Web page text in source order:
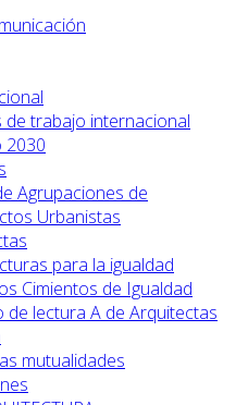
de trabajo internacional
2030
Agrupaciones de
Urbanistas
para la igualdad
Cimientos de Igualdad
de lectura A de Arquitectas
mutualidades